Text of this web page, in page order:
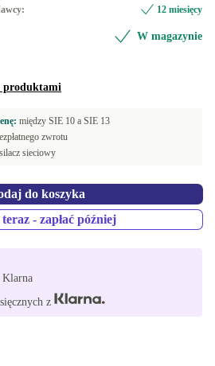
12 miesięcy
W magazynie
produktami
między SIE 10 a SIE 13
zwrotu
sieciowy
do koszyka
- zapłać później
Klarna
z